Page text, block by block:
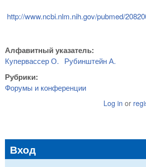
http://www.ncbi.nlm.nih.gov/pubmed/
Алфавитный указатель:
Купервассер О. Рубинштейн А.
Рубрики:
Форумы и конференции
Log in or
Вход